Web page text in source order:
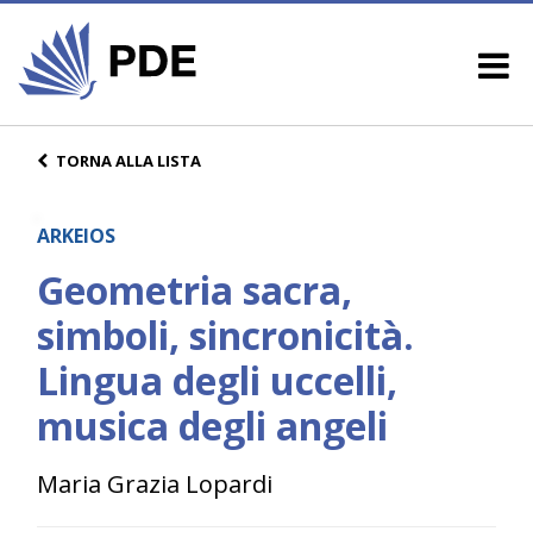
TORNA ALLA LISTA
ARKEIOS
Geometria sacra,
simboli, sincronicità.
Lingua degli uccelli,
musica degli angeli
Maria Grazia Lopardi